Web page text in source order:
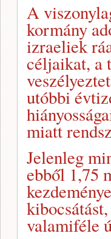
A
kormány
izraeliek
céljaikat, a
utóbbi
miatt
Jelenleg
ebből 1,75
valamiféle